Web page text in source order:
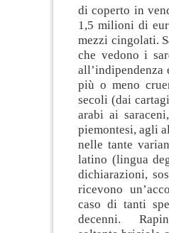
di coperto in
1,5 milioni di
mezzi cingolati.
che vedono i
all’indipendenza
più o meno
secoli (dai
arabi ai
piemontesi, agli
nelle tante
latino (lingua
dichiarazioni,
ricevono
caso di tanti
decenni.